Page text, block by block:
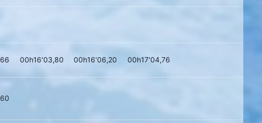
00h16'03,80 00h16'06,20 00h17'04,76